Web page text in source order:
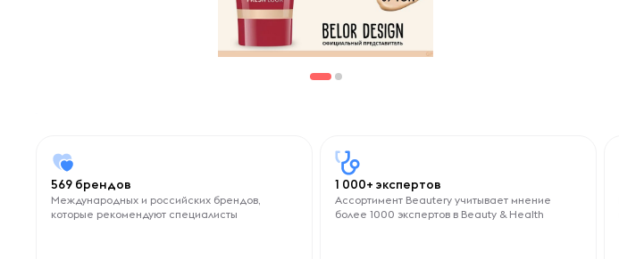
569 брендов
Международных и российских брендов,
которые рекомендуют специалисты
1 000+ экспертов
Ассортимент Beautery учитывает мнение
более 1000 экспертов в Beauty & Health